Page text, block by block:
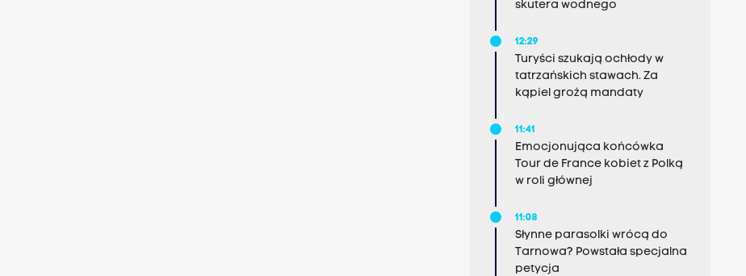
skutera wodnego
12:29
Turyści szukają ochłody w
tatrzańskich stawach. Za
kąpiel grożą mandaty
11:41
Emocjonująca końcówka
Tour de France kobiet z Polką
w roli głównej
11:08
Słynne parasolki wrócą do
Tarnowa? Powstała specjalna
petycja